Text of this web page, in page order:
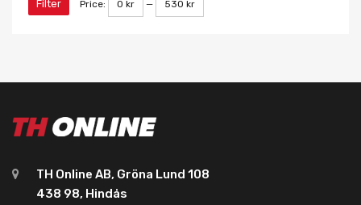
Filter Price: 0 kr — 530 kr
TH Online AB, Gröna Lund 108
438 98, Hindås